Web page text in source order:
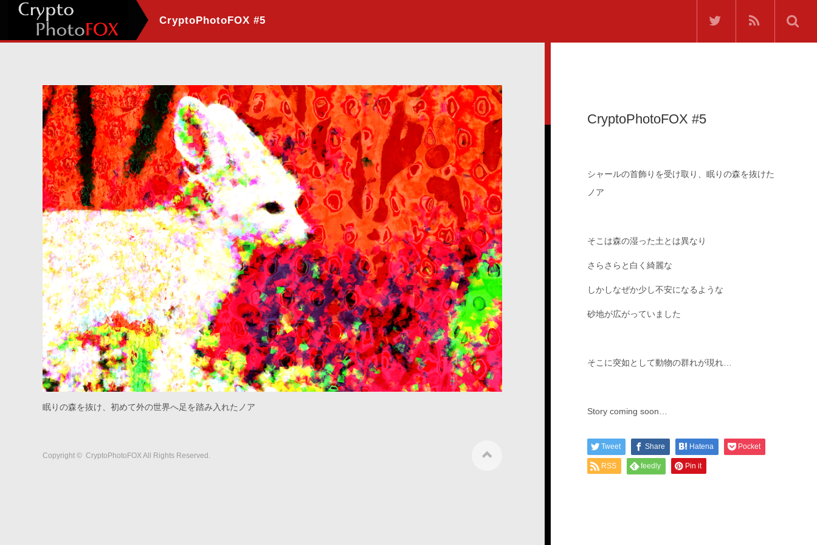
CryptoPhotoFOX #5
眠りの森を抜け、初めて外の世界へ足を踏み入れたノア
Copyright © CryptoPhotoFOXAll Rights Reserved.
CryptoPhotoFOX #5
シャールの首飾りを受け取り、眠りの森を抜けた
ノア
そこは森の湿った土とは異なり
さらさらと白く綺麗な
しかしなぜか少し不安になるような
砂地が広がっていました
そこに突如として動物の群れが現れ…
Story coming soon…
Tweet Share Hatena Pocket
RSS feedly Pin it